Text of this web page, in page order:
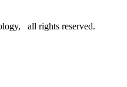
all rights reserved.